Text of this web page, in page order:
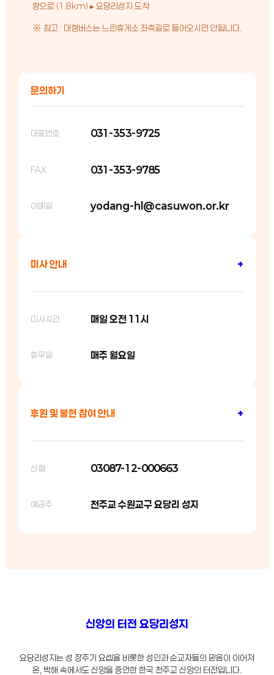
향으로 (1.8km) ▸ 요당리성지 도착
※ 참고 : 대형버스는 느린휴게소 좌측길로 들어오시면 안됩니다.
문의하기
대표번호 031-353-9725
FAX 031-353-9785
이메일 yodang-hl@casuwon.or.kr
미사 안내 +
미사시간 매일 오전 11시
휴무일 매주 월요일
후원 및 봉헌 참여 안내 +
신협 03087-12-000663
예금주 천주교 수원교구 요당리 성지
신앙의 터전 요당리성지
요당리성지는 성 장주기 요셉을 비롯한 성인과 순교자들의 믿음이 이어져
온, 박해 속에서도 신앙을 증언한 한국 천주교 신앙의 터전입니다.